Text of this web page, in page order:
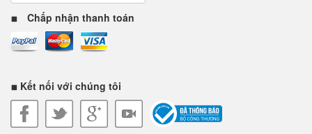
Chấp nhận thanh toán
Kết nối với chúng tôi